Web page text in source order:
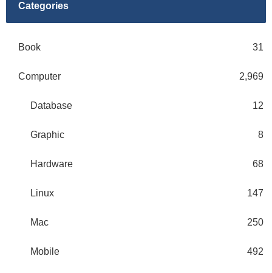
Categories
Book 31
Computer 2,969
Database 12
Graphic 8
Hardware 68
Linux 147
Mac 250
Mobile 492